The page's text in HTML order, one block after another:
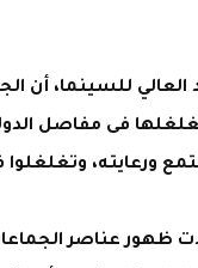
للسينما، أن
1992 فى ظل تغلغلها فى
ورعايته،
ظهور عناصر